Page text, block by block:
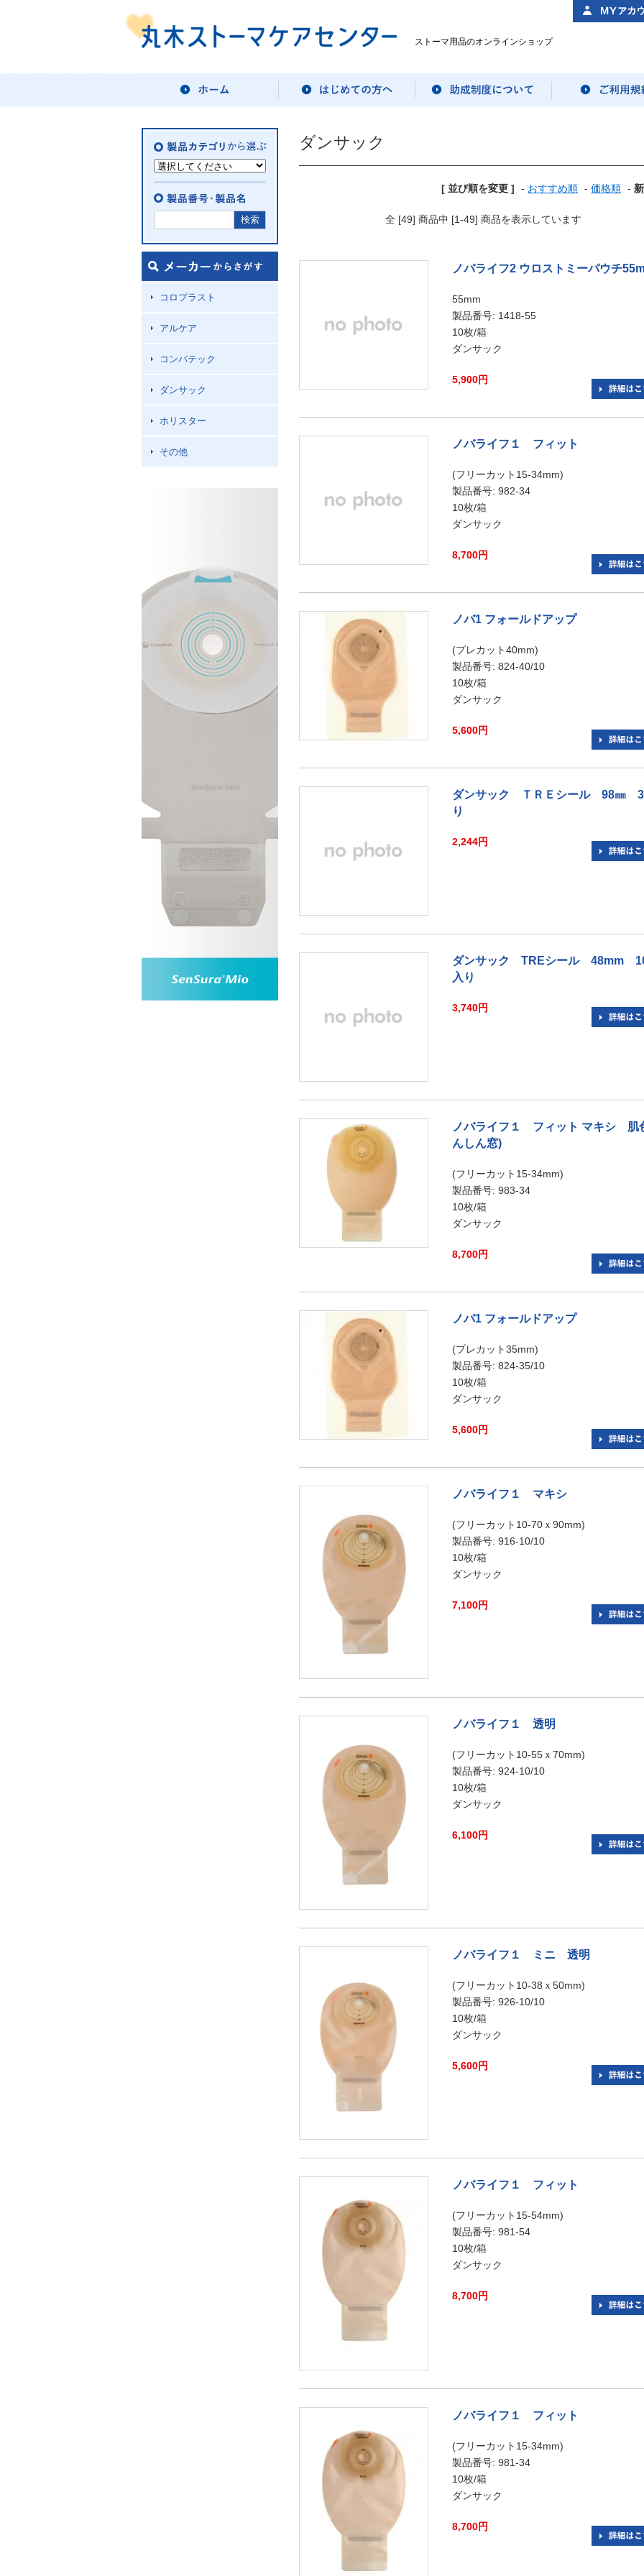
ストーマ用品のオンラインショップ
コロプラスト
アルケア
コンバテック
ダンサック
ホリスター
その他
ダンサック
[ 並び順を変更 ] - おすすめ順 - 価格順 -
全 [49] 商品中 [1-49] 商品を表示しています
ノバライフ2 ウロストミーパウチ
55mm
製品番号: 1418-55
10枚/箱
ダンサック
5,900円
ノバライフ１ フィット
(フリーカット15-34mm)
製品番号: 982-34
10枚/箱
ダンサック
8,700円
ノバ1 フォールドアップ
(プレカット40mm)
製品番号: 824-40/10
10枚/箱
ダンサック
5,600円
ダンサック ＴＲＥシール 98㎜ 3
り
2,244円
ダンサック TREシール 48mm
入り
3,740円
ノバライフ１ フィット マキシ 肌
んしん窓)
(フリーカット15-34mm)
製品番号: 983-34
10枚/箱
ダンサック
8,700円
ノバ1 フォールドアップ
(プレカット35mm)
製品番号: 824-35/10
10枚/箱
ダンサック
5,600円
ノバライフ１ マキシ
(フリーカット10-70ｘ90mm)
製品番号: 916-10/10
10枚/箱
ダンサック
7,100円
ノバライフ１ 透明
(フリーカット10-55ｘ70mm)
製品番号: 924-10/10
10枚/箱
ダンサック
6,100円
ノバライフ１ ミニ 透明
(フリーカット10-38ｘ50mm)
製品番号: 926-10/10
10枚/箱
ダンサック
5,600円
ノバライフ１ フィット
(フリーカット15-54mm)
製品番号: 981-54
10枚/箱
ダンサック
8,700円
ノバライフ１ フィット
(フリーカット15-34mm)
製品番号: 981-34
10枚/箱
ダンサック
8,700円